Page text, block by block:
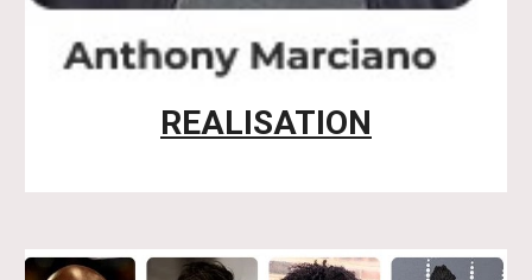
REALISATION